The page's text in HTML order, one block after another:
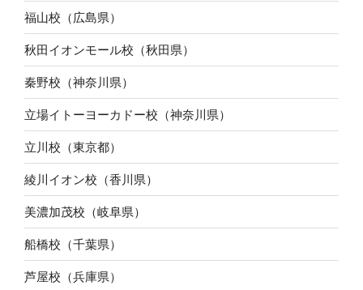
福山校（広島県）
秋田イオンモール校（秋田県）
秦野校（神奈川県）
立場イトーヨーカドー校（神奈川県）
立川校（東京都）
綾川イオン校（香川県）
美濃加茂校（岐阜県）
船橋校（千葉県）
芦屋校（兵庫県）